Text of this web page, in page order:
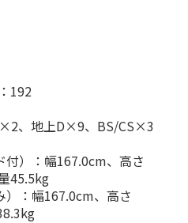
192
、地上D×9、BS/CS×3
付）：幅167.0cm、高さ
45.5kg
）：幅167.0cm、高さ